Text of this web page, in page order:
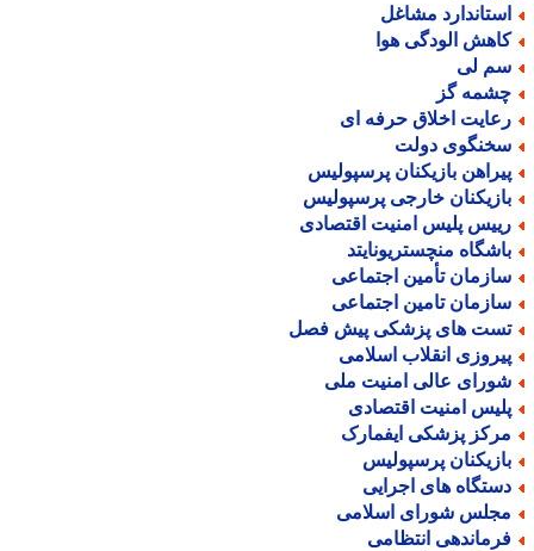
مشاغل
الودگی هوا
لی
گز
اخلاق حرفه ای
دولت
بازیکنان پرسپولیس
خارجی پرسپولیس
پلیس امنیت اقتصادی
منچستریونایتد
تأمین اجتماعی
تامین اجتماعی
های پزشکی پیش فصل
انقلاب اسلامی
عالی امنیت ملی
امنیت اقتصادی
پزشکی ایفمارک
پرسپولیس
های اجرایی
شورای اسلامی
انتظامی